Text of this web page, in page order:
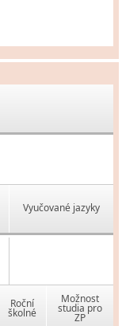
Vyučované jazyky
Roční
školné
Možnost
studia pro
ZP